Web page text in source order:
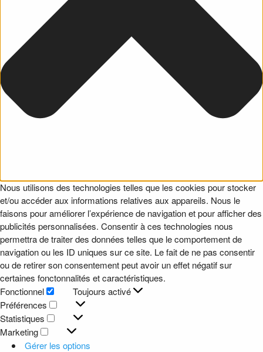
Nous utilisons des technologies telles que les cookies pour stocker
et/ou accéder aux informations relatives aux appareils. Nous le
faisons pour améliorer l’expérience de navigation et pour afficher des
publicités personnalisées. Consentir à ces technologies nous
permettra de traiter des données telles que le comportement de
navigation ou les ID uniques sur ce site. Le fait de ne pas consentir
ou de retirer son consentement peut avoir un effet négatif sur
certaines fonctonnalités et caractéristiques.
Fonctionnel
Fonctionnel
Toujours activé
Préférences
Préférences
Statistiques
Statistiques
Marketing
Marketing
Gérer les options